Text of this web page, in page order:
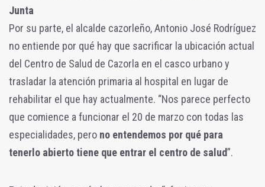
Junta
Por su parte, el alcalde cazorleño, Antonio José Rodríguez
no entiende por qué hay que sacrificar la ubicación actual
del Centro de Salud de Cazorla en el casco urbano y
trasladar la atención primaria al hospital en lugar de
rehabilitar el que hay actualmente. “Nos parece perfecto
que comience a funcionar el 20 de marzo con todas las
especialidades, pero no entendemos por qué para
tenerlo abierto tiene que entrar el centro de salud”.